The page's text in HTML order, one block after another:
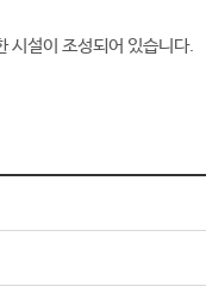
시설이 조성되어 있습니다.